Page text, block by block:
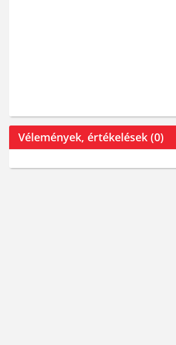
Vélemények, értékelések (0)